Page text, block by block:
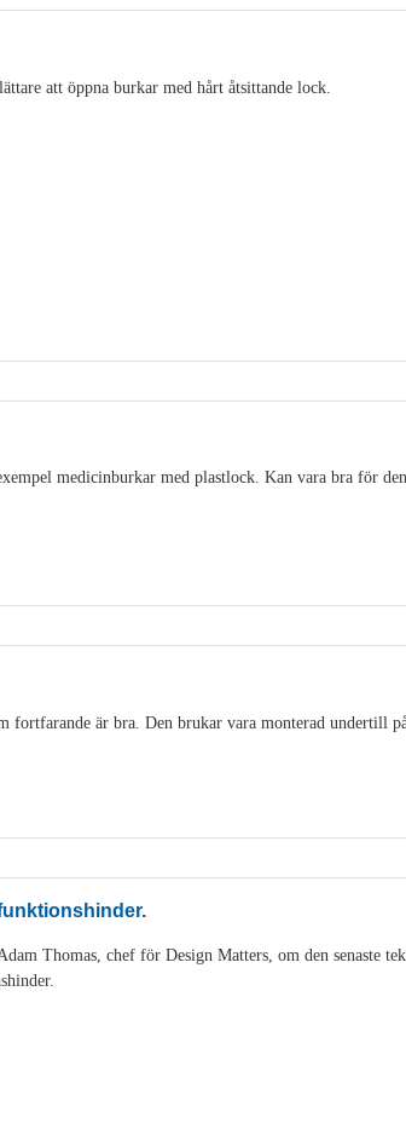
att öppna burkar med hårt åtsittande lock.
medicinburkar med plastlock. Kan vara bra för
fortfarande är bra. Den brukar vara monterad undertill
Thomas, chef för Design Matters, om den senaste